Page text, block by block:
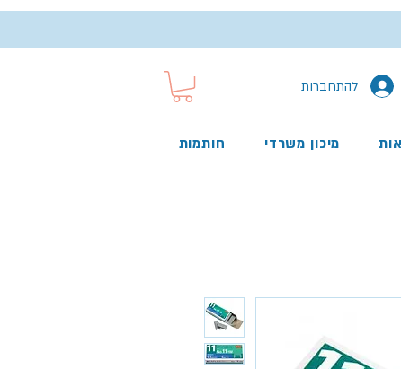
להתחברות
מיכון משרדי חותמות